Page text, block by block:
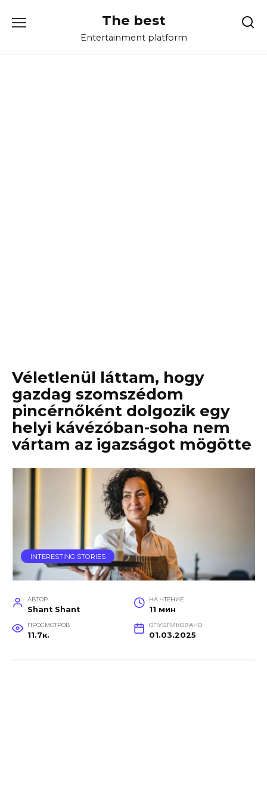
The best
Entertainment platform
Véletlenül láttam, hogy
gazdag szomszédom
pincérnőként dolgozik egy
helyi kávézóban-soha nem
vártam az igazságot mögötte
INTERESTING STORIES
АВТОР
Shant Shant
НА ЧТЕНИЕ
11 мин
ПРОСМОТРОВ
11.7к.
ОПУБЛИКОВАНО
01.03.2025